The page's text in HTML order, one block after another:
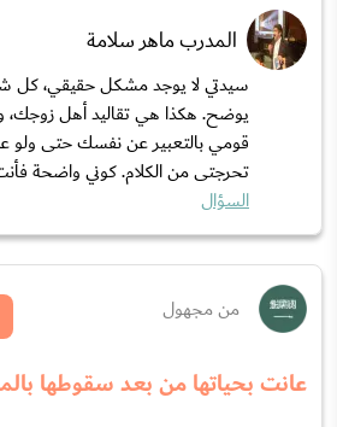
المدرب ماهر سلامة
سيدتي لا يوجد مشكل حقيقي، كل
يوضح. هكذا هي تقاليد أهل زوجك،
قومي بالتعبير عن نفسك حتى ولو
تحرجتى من الكلام. كوني واضحة
السؤال
من مجهول
عانت بحياتها من بعد سقوطها